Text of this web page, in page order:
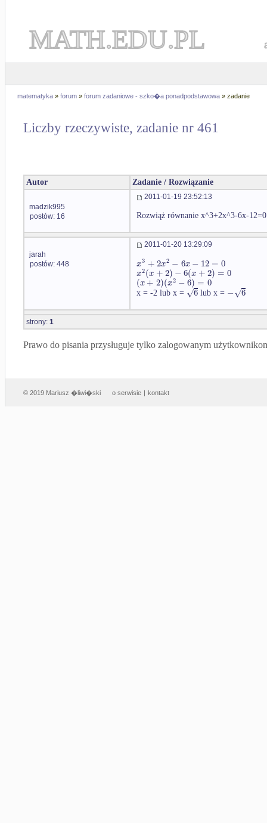
MATH.EDU.PL
matematyka » forum » forum zadaniowe - szko�a ponadpodstawowa » zadanie
Liczby rzeczywiste, zadanie nr 461
Autor Zadanie / Rozwiązanie
madzik995
postów: 16
2011-01-19 23:52:13
Rozwiąż równanie x^3+2x^3-6x-12=0
jarah
postów: 448
2011-01-20 13:29:09
x3 +2x2 − 6x − 12 = 0
x2(x +2) − 6(x +2) = 0
(x+ 2)(x2 − 6) = 0
x = -2 lub x = 6
√ lub x = − 6
√
strony: 1
Prawo do pisania przysługuje tylko zalogowanym
© 2019 Mariusz �liwi�ski o serwisie | kontakt